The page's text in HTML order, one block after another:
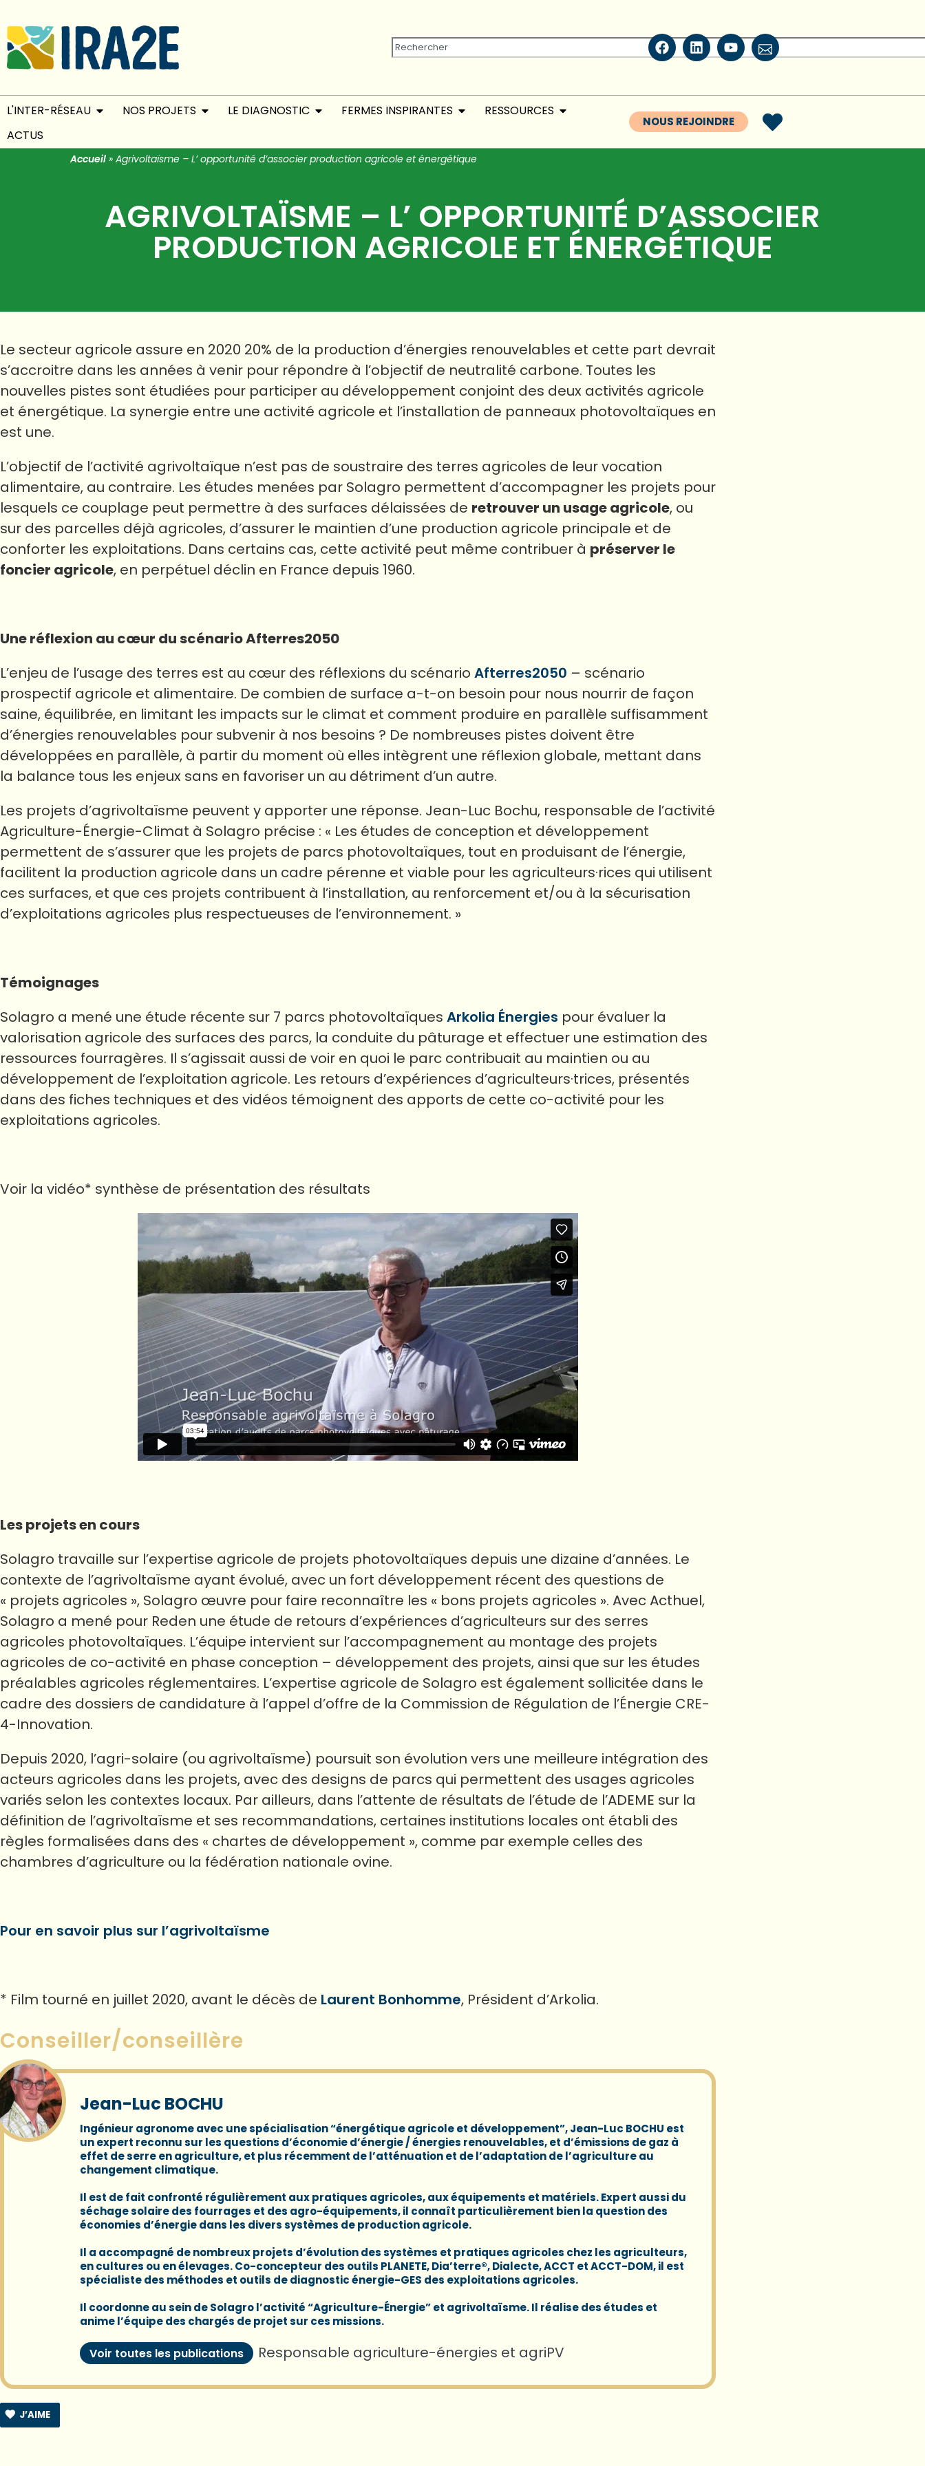
L'INTER-RÉSEAU NOS PROJETS LE DIAGNOSTIC FERMES INSPIRANTES
RESSOURCES
ACTUS
NOUS REJOINDRE
Accueil » Agrivoltaïsme – L’ opportunité d’associer production agricole et énergétique
AGRIVOLTAÏSME – L’ OPPORTUNITÉ D’ASSOCIER
PRODUCTION AGRICOLE ET ÉNERGÉTIQUE
Le secteur agricole assure en 2020 20% de la production d’énergies renouvelables et cette part devrait
s’accroitre dans les années à venir pour répondre à l’objectif de neutralité carbone. Toutes les
nouvelles pistes sont étudiées pour participer au développement conjoint des deux activités agricole
et énergétique. La synergie entre une activité agricole et l’installation de panneaux photovoltaïques en
est une.
L’objectif de l’activité agrivoltaïque n’est pas de soustraire des terres agricoles de leur vocation
alimentaire, au contraire. Les études menées par Solagro permettent d’accompagner les projets pour
lesquels ce couplage peut permettre à des surfaces délaissées de retrouver un usage agricole, ou
sur des parcelles déjà agricoles, d’assurer le maintien d’une production agricole principale et de
conforter les exploitations. Dans certains cas, cette activité peut même contribuer à préserver le
foncier agricole, en perpétuel déclin en France depuis 1960.
Une réflexion au cœur du scénario Afterres2050
L’enjeu de l’usage des terres est au cœur des réflexions du scénario Afterres2050 – scénario
prospectif agricole et alimentaire. De combien de surface a-t-on besoin pour nous nourrir de façon
saine, équilibrée, en limitant les impacts sur le climat et comment produire en parallèle suffisamment
d’énergies renouvelables pour subvenir à nos besoins ? De nombreuses pistes doivent être
développées en parallèle, à partir du moment où elles intègrent une réflexion globale, mettant dans
la balance tous les enjeux sans en favoriser un au détriment d’un autre.
Les projets d’agrivoltaïsme peuvent y apporter une réponse. Jean-Luc Bochu, responsable de l’activité
Agriculture-Énergie-Climat à Solagro précise : « Les études de conception et développement
permettent de s’assurer que les projets de parcs photovoltaïques, tout en produisant de l’énergie,
facilitent la production agricole dans un cadre pérenne et viable pour les agriculteurs·rices qui utilisent
ces surfaces, et que ces projets contribuent à l’installation, au renforcement et/ou à la sécurisation
d’exploitations agricoles plus respectueuses de l’environnement. »
Témoignages
Solagro a mené une étude récente sur 7 parcs photovoltaïques Arkolia Énergies pour évaluer la
valorisation agricole des surfaces des parcs, la conduite du pâturage et effectuer une estimation des
ressources fourragères. Il s’agissait aussi de voir en quoi le parc contribuait au maintien ou au
développement de l’exploitation agricole. Les retours d’expériences d’agriculteurs·trices, présentés
dans des fiches techniques et des vidéos témoignent des apports de cette co-activité pour les
exploitations agricoles.
Voir la vidéo* synthèse de présentation des résultats
Les projets en cours
Solagro travaille sur l’expertise agricole de projets photovoltaïques depuis une dizaine d’années. Le
contexte de l’agrivoltaïsme ayant évolué, avec un fort développement récent des questions de
« projets agricoles », Solagro œuvre pour faire reconnaître les « bons projets agricoles ». Avec Acthuel,
Solagro a mené pour Reden une étude de retours d’expériences d’agriculteurs sur des serres
agricoles photovoltaïques. L’équipe intervient sur l’accompagnement au montage des projets
agricoles de co-activité en phase conception – développement des projets, ainsi que sur les études
préalables agricoles réglementaires. L’expertise agricole de Solagro est également sollicitée dans le
cadre des dossiers de candidature à l’appel d’offre de la Commission de Régulation de l’Énergie CRE-
4-Innovation.
Depuis 2020, l’agri-solaire (ou agrivoltaïsme) poursuit son évolution vers une meilleure intégration des
acteurs agricoles dans les projets, avec des designs de parcs qui permettent des usages agricoles
variés selon les contextes locaux. Par ailleurs, dans l’attente de résultats de l’étude de l’ADEME sur la
définition de l’agrivoltaïsme et ses recommandations, certaines institutions locales ont établi des
règles formalisées dans des « chartes de développement », comme par exemple celles des
chambres d’agriculture ou la fédération nationale ovine.
Pour en savoir plus sur l’agrivoltaïsme
* Film tourné en juillet 2020, avant le décès de Laurent Bonhomme, Président d’Arkolia.
Conseiller/conseillère
Jean-Luc BOCHU
Ingénieur agronome avec une spécialisation “énergétique agricole et développement”,Jean-Luc BOCHU est
un expert reconnu sur les questions d’économie d’énergie / énergies renouvelables, et d’émissions de gaz à
effet de serre en agriculture, et plus récemment de l’atténuation et de l’adaptation de l’agriculture au
changement climatique.
Il est de fait confronté régulièrement aux pratiques agricoles, aux équipements et matériels. Expert aussi du
séchage solaire des fourrages et des agro-équipements, il connaît particulièrement bien la question des
économies d’énergie dans les divers systèmes de production agricole.
Il a accompagné de nombreux projets d’évolution des systèmes et pratiques agricoles chez les agriculteurs,
en cultures ou en élevages. Co-concepteur des outils PLANETE, Dia’terre®, Dialecte, ACCT et ACCT-DOM, il est
spécialiste des méthodes et outils de diagnostic énergie-GES des exploitations agricoles.
Il coordonne au sein deSolagrol’activité “Agriculture-Énergie” et agrivoltaïsme. Il réalise des études et
anime l’équipe des chargés de projet sur ces missions.
Voir toutes les publications Responsable agriculture-énergies et agriPV
J’AIME